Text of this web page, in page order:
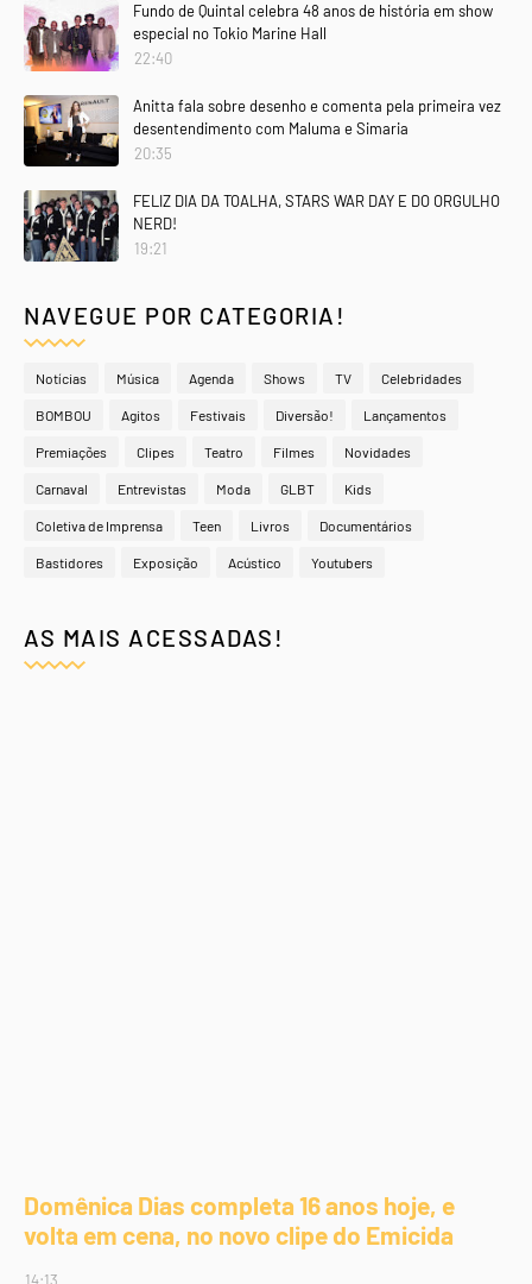
Fundo de Quintal celebra 48 anos de história em show
especial no Tokio Marine Hall
22:40
Anitta fala sobre desenho e comenta pela primeira vez
desentendimento com Maluma e Simaria
20:35
FELIZ DIA DA TOALHA, STARS WAR DAY E DO ORGULHO
NERD!
19:21
NAVEGUE POR CATEGORIA!
Notícias Música Agenda Shows TV Celebridades
BOMBOU Agitos Festivais Diversão! Lançamentos
Premiações Clipes Teatro Filmes Novidades
Carnaval Entrevistas Moda GLBT Kids
Coletiva de Imprensa Teen Livros Documentários
Bastidores Exposição Acústico Youtubers
AS MAIS ACESSADAS!
Domênica Dias completa 16 anos hoje, e
volta em cena, no novo clipe do Emicida